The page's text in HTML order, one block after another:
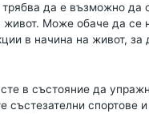
да е възможно да
живот. Може обаче да се
в начина на живот, за
в състояние да
състезателни спортове